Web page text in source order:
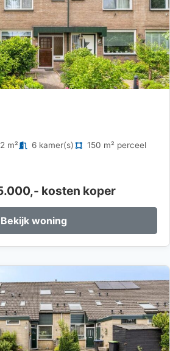
m² 6 kamer(s) 150 m² perceel
kosten koper
Bekijk woning